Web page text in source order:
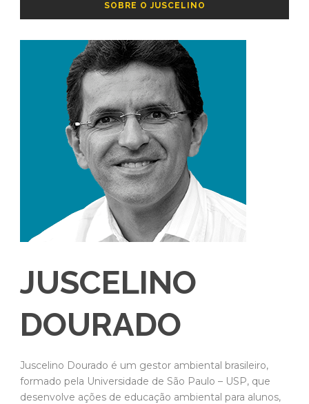
SOBRE O JUSCELINO
JUSCELINO
DOURADO
Juscelino Dourado é um gestor ambiental brasileiro,
formado pela Universidade de São Paulo – USP, que
desenvolve ações de educação ambiental para alunos,